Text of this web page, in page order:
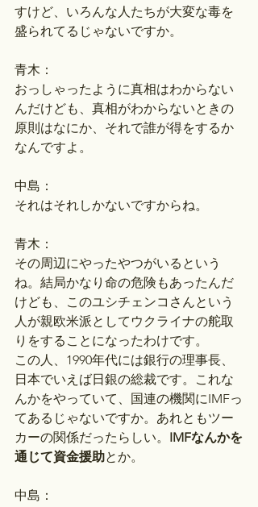
すけど、いろんな人たちが大変な毒を
盛られてるじゃないですか。
青木：
おっしゃったように真相はわからない
んだけども、真相がわからないときの
原則はなにか、それで誰が得をするか
なんですよ。
中島：
それはそれしかないですからね。
青木：
その周辺にやったやつがいるという
ね。結局かなり命の危険もあったんだ
けども、このユシチェンコさんという
人が親欧米派としてウクライナの舵取
りをすることになったわけです。
この人、1990年代には銀行の理事長、
日本でいえば日銀の総裁です。これな
んかをやっていて、国連の機関にIMFっ
てあるじゃないですか。あれともツー
カーの関係だったらしい。 IMFなんかを
通じて資金援助とか。
中島：